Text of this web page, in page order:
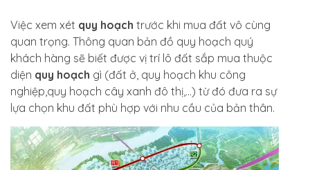
Việc xem xét quy hoạch trước khi mua đất vô cùng
quan trọng. Thông quan bản đồ quy hoạch quý
khách hàng sẽ biết được vị trí lô đất sắp mua thuộc
diện quy hoạch gì (đất ở, quy hoạch khu công
nghiệp,quy hoạch cây xanh đô thị,…) từ đó đưa ra sự
lựa chọn khu đất phù hợp với nhu cầu của bản thân.